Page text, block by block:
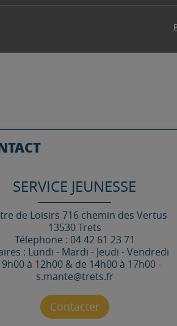
la Protection des Données
exercer vos droits
SERVICE JEUNESSE
de Loisirs 716 chemin des Vertus
13530 Trets
Télephone : 04 42 61 23 71
: Lundi - Mardi - Jeudi - Vendredi
à 12h00 & de 14h00 à 17h00 -
s.mante@trets.fr
Contacter par mail
Contacter